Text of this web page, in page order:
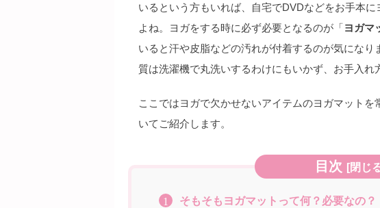
いるという方もいれば、自宅でDVDなどをお手本
よね。ヨガをする時に必ず必要となるのが「ヨガマ
いると汗や皮脂などの汚れが付着するのが気にな
質は洗濯機で丸洗いするわけにもいかず、お手入れ
ここではヨガで欠かせないアイテムのヨガマット
いてご紹介します。
目次 [閉じ
1 そもそもヨガマットって何？必要なの？